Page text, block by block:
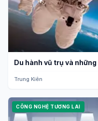
Du hành vũ trụ và
Trung Kiên
CÔNG NGHỆ TƯƠNG LAI